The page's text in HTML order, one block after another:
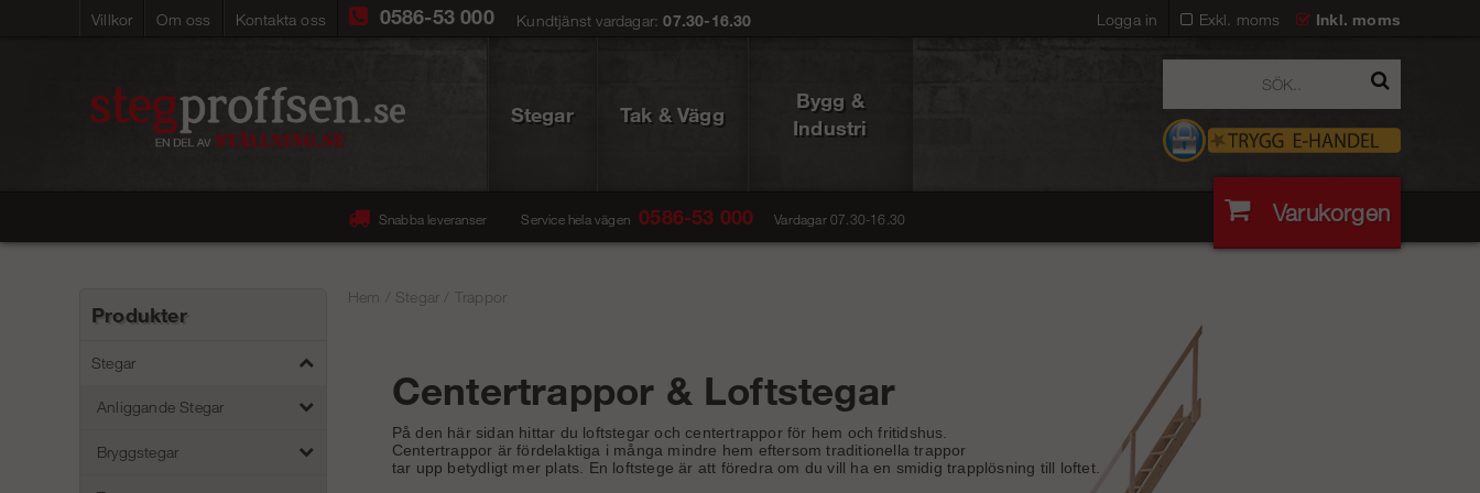
Villkor Om oss Kontakta oss Exkl. moms Inkl. moms
0586-53 000 Kundtjänst vardagar:07.30-16.30 Logga in
Stegar Tak & Vägg
Bygg &
Industri
Snabba leveranser Service hela vägen 0586-53 000 Vardagar 07.30-16.30 Varukorgen
Produkter
Stegar
Anliggande Stegar
Bryggstegar
Hem Stegar Trappor
Centertrappor & Loftstegar
På den här sidan hittar du loftstegar och centertrappor för hem och fritidshus.
Centertrappor är fördelaktiga i många mindre hem eftersom traditionella trappor
tar upp betydligt mer plats. En loftstege är att föredra om du vill ha en smidig trapplösning till loftet.